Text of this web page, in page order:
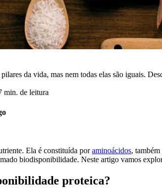
da vida, mas nem todas elas são iguais.
min. de leitura
Ela é constituída poraminoácidos,
biodisponibilidade. Neste artigo vamos
proteica?